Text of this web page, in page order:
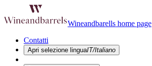
Wineandbarells home page
Contatti
Apri selezione linguaIT/Italiano